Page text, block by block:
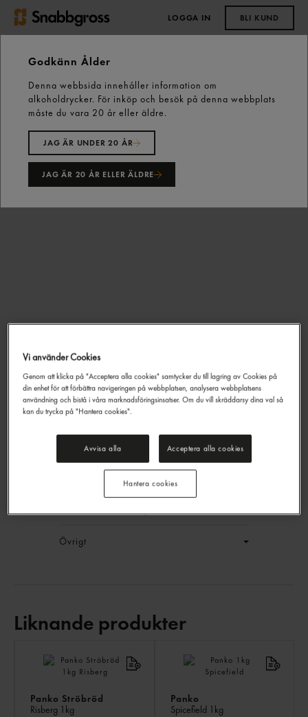
LOGGA IN BLI KUND
Start Vårt sortiment Skafferiet
Asien
Övrigt Asien
Yaki Sushi Nori Sjögräs
Twin Dragon140g
EAN: 17350116920939
LOGGA IN
Övrigt
Liknande produkter
Panko Ströbröd
Risberg 1kg
Panko
Spicefield 1kg
Godkänn Ålder
Denna webbsida innehåller information om
alkoholdrycker. För inköp och besök på denna webbplats
måste du vara 20 år eller äldre.
JAG ÄR UNDER 20 ÅR
JAG ÄR 20 ÅR ELLER ÄLDRE
Vi använder Cookies
Genom att klicka på "Acceptera alla cookies" samtycker du till lagring av Cookies på
din enhet för att förbättra navigeringen på webbplatsen, analysera webbplatsens
användning och bistå i våra marknadsföringsinsatser. Om du vill skräddarsy dina val så
kan du trycka på "Hantera cookies".
Avvisa alla Acceptera alla cookies
Hantera cookies